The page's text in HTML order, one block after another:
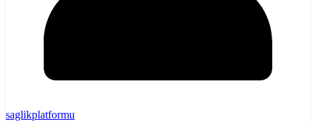
saglikplatformu